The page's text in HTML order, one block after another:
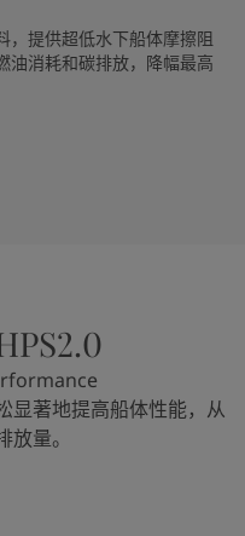
，提供超低水下船体摩擦阻
油消耗和碳排放，降幅最高
显著地提高船体性能，从
量。